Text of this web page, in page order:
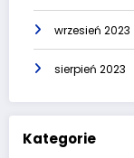
wrzesień 2023
sierpień 2023
Kategorie